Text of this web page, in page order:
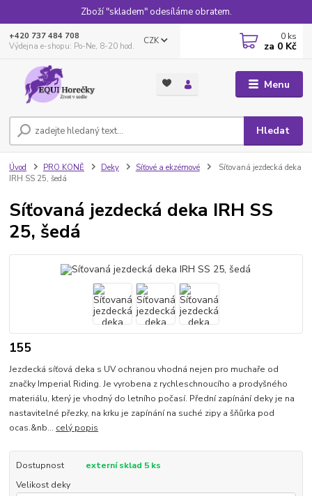
Zboží "skladem" odesíláme obratem.
Menu
CZK
Hledat
+420 737 484 708
Výdejna e-shopu: Po-Ne, 8-20 hod.
0 ks
za 0 Kč
Úvod PRO KONĚ Deky Síťové a ekzémové
Síťovaná jezdecká deka
IRH SS 25, šedá
Síťovaná jezdecká deka IRH SS
25, šedá
155
Jezdecká síťová deka s UV ochranou vhodná nejen pro muchaře od
značky Imperial Riding. Je vyrobena z rychleschnoucího a prodyšného
materiálu, který je vhodný do letního počasí. Přední zapínání deky je na
nastavitelné přezky, na krku je zapínání na suché zipy a šňůrka pod
ocas.&nb... celý popis
Dostupnost
externí sklad 5 ks
Velikost deky